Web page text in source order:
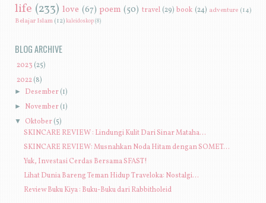
life (233) love (67) poem (50) travel (29) book (24) adventure (14)
Belajar Islam (12)kaleidoskop(8)
BLOG ARCHIVE
2023 (25)
2022 (8)
► Desember(1)
► November(1)
▼ Oktober(5)
SKINCARE REVIEW : Lindungi Kulit Dari Sinar Mataha...
SKINCARE REVIEW: Musnahkan Noda Hitam dengan SOMET...
Yuk, Investasi Cerdas Bersama SFAST!
Lihat Dunia Bareng Teman Hidup Traveloka: Nostalgi...
Review Buku Kiya : Buku-Buku dari Rabbitholeid